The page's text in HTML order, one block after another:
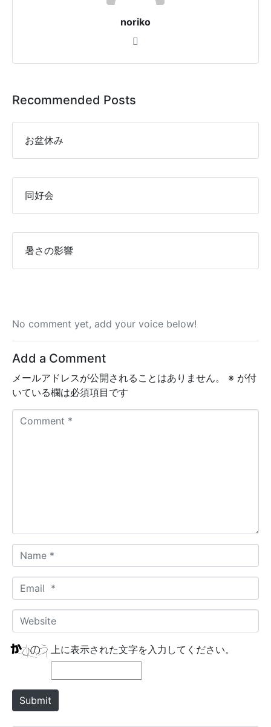
noriko
Recommended Posts
お盆休み
同好会
暑さの影響
No comment yet, add your voice below!
Add a Comment
メールアドレスが公開されることはありません。 ※ が付
いている欄は必須項目です
a
m
*
m
a
l
*
W
e
b
t
上に表示された文字を入力してください。
Submit